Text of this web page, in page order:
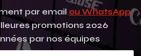
par email ou WhatsApp
promotions 2026
par nos équipes